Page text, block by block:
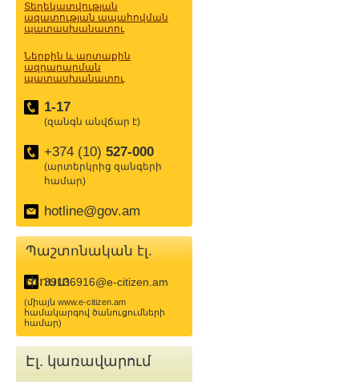
Տեղեկատվության
ազատության ապահովման
պատասխանատու
Ներքին և արտաքին
ազդարարման
պատասխանատու
1-17
(զանգն անվճար է)
+374 (10) 527-000
(արտերկրից զանգերի
համար)
hotline@gov.am
Պաշտոնական էլ.
փոստ
39136916@e-citizen.am
(միայն www.e-citizen.am
համակարգով ծանուցումների
համար)
Էլ. կառավարում